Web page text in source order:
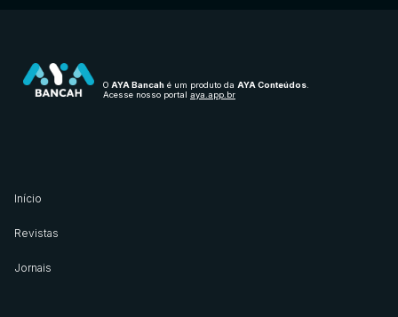
O AYA Bancah é um produto da AYA Conteúdos
Acesse nosso portal aya.app.br
Início
Revistas
Jornais